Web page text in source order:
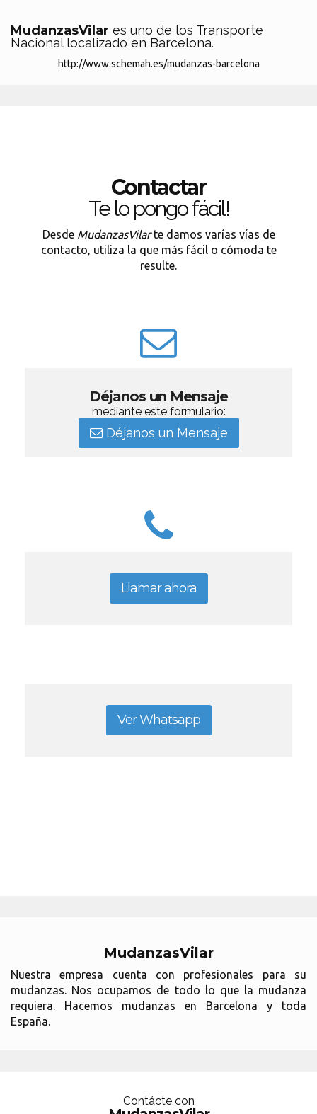
MudanzasVilar es uno de los Transporte
Nacional localizado en Barcelona.
http://www.schemah.es/mudanzas-barcelona
Contactar
Te lo pongo fácil!
Desde MudanzasVilarte damos varías vías de
contacto, utiliza la que más fácil o cómoda te
resulte.
Déjanos un Mensaje
mediante este formulario:
Déjanos un Mensaje
Llamar ahora
Ver Whatsapp
MudanzasVilar
Nuestra empresa cuenta con profesionales para su
mudanzas. Nos ocupamos de todo lo que la mudanza
requiera. Hacemos mudanzas en Barcelona y toda
España.
Contácte con